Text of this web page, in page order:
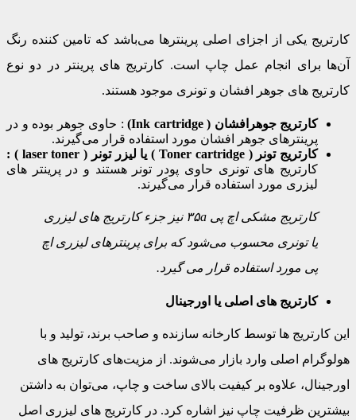
کارتریج یکی از اجزای اصلی پرینترها می‌باشد که تامین کننده رنگ
آن‌ها برای انجام عمل چاپ است. کارتریج های پرینتر در دو نوع
کارتریج های جوهر افشان و تونری موجود هستند.
کارتریج جوهرافشان ( Ink cartridge)
: حاوی جوهر بوده و در
پرینترهای جوهر افشان مورد استفاده قرار می‌گیرند.
کارتریج تونر ( Toner cartridge ) یا لیزر تونر ( laser toner ) :
کارتریج ‌های تونری حاوی پودر تونر هستند و در پرینتر های
لیزری مورد استفاده قرار می‌گیرند.
کارتریج مشکی اچ پی ۳۵a
نیز جزء کارتریج های لیزری
یا تونری محسوب می‌شود که برای پرینترهای لیزری اچ
پی مورد استفاده قرار می گیرد.
کارتریج های اصلی یا اورجینال
این کارتریج ها توسط کارخانه سازنده و صاحب برند، تولید و با
هولوگرام اصلی وارد بازار می‌شوند. از مزیت‌های کارتریج های
اورجینال،‌ علاوه بر کیفیت بالای ساخت و چاپ، می‌توان به داشتن
بیشترین ظرفیت چاپ نیز اشاره کرد. در کارتریج های لیزری اصل